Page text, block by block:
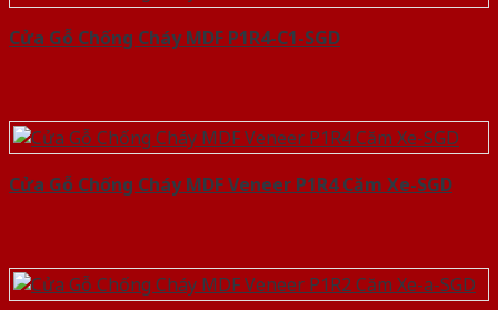
Cửa Gỗ Chống Cháy MDF P1R4-C1-SGD
Cửa Gỗ Chống Cháy MDF Veneer P1R4 Căm Xe-SGD